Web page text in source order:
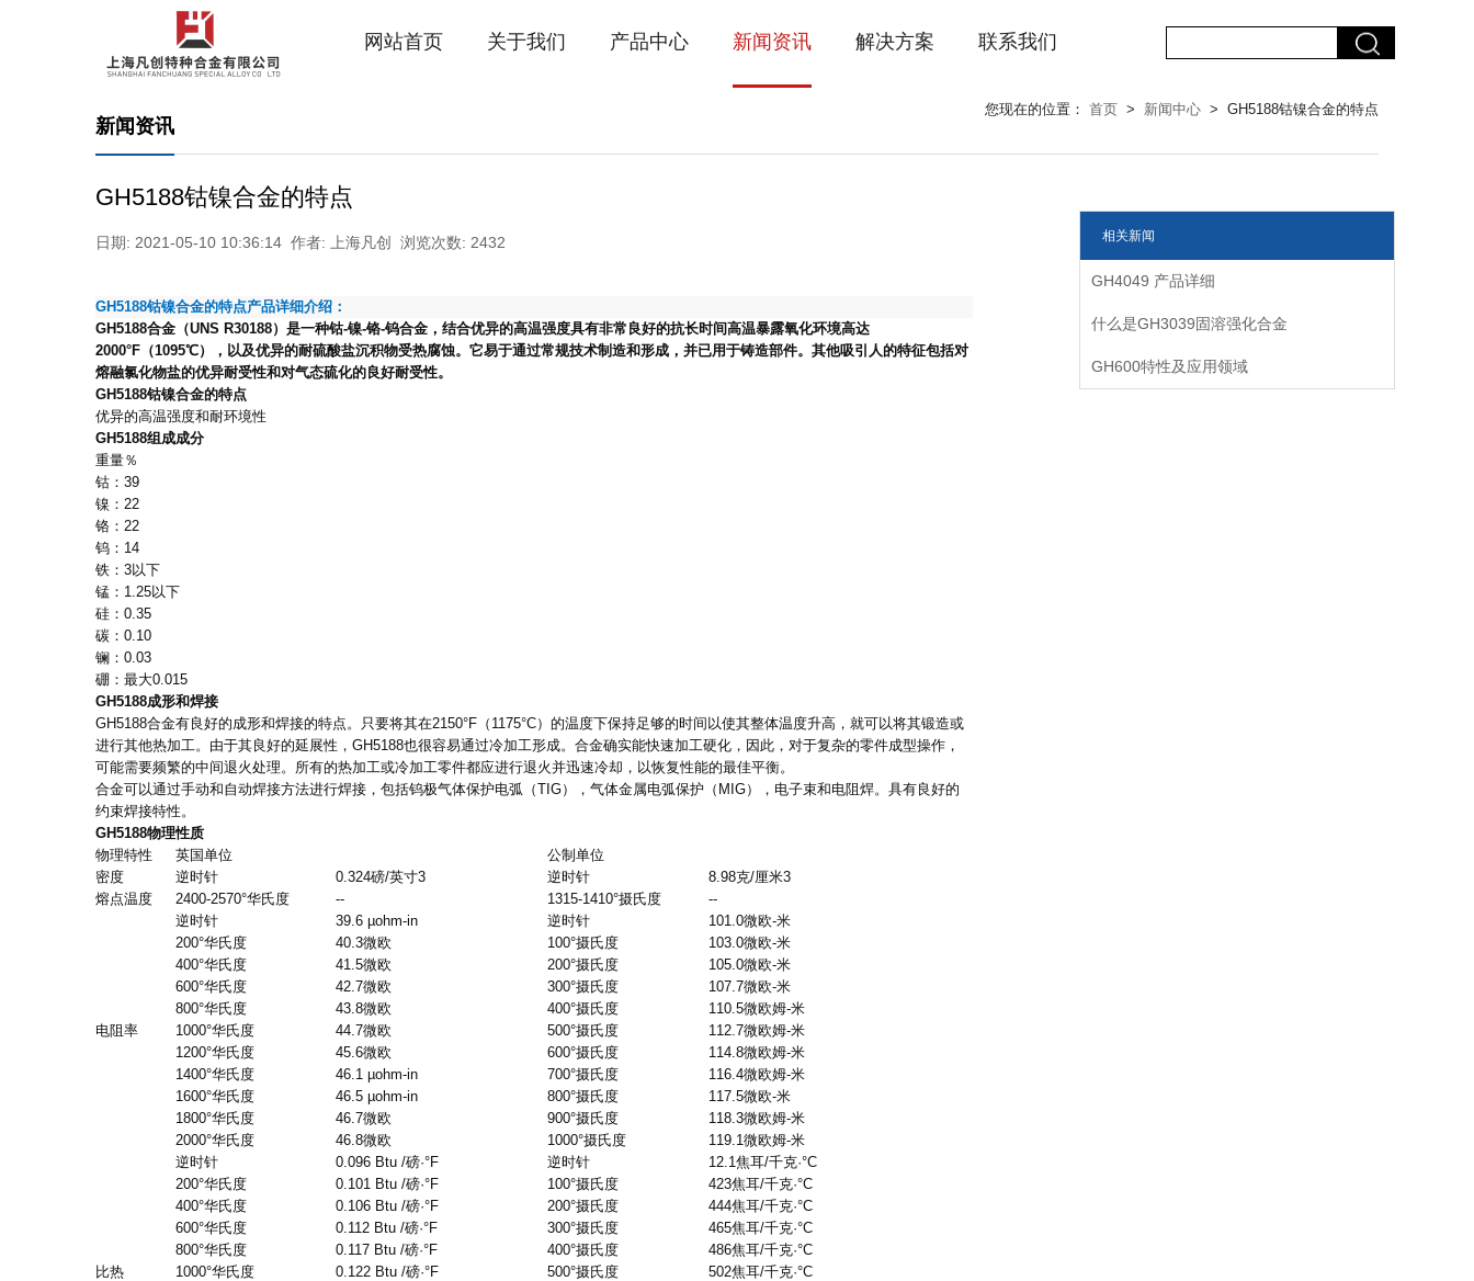
网站首页 关于我们 产品中心 新闻资讯 解决方案 联系我们
新闻资讯
您现在的位置： 首页 > 新闻中心 > GH5188钴镍合金的特点
GH5188钴镍合金的特点
日期: 2021-05-10 10:36:14 作者: 上海凡创 浏览次数: 2432
GH5188钴镍合金的特点产品详细介绍：
GH5188合金（UNS R30188）是一种钴-镍-铬-钨合金，结合优异的高温强度具有非常良好的抗长时间高温暴露氧化环境高达
2000°F （1095℃），以及优异的耐硫酸盐沉积物受热腐蚀。它易于通过常规技术制造和形成，并已用于铸造部件。其他吸引人的特征包括对
熔融氯化物盐的优异耐受性和对气态硫化的良好耐受性。
GH5188钴镍合金的特点
优异的高温强度和耐环境性
GH5188组成成分
重量％
钴： 39
镍： 22
铬： 22
钨： 14
铁： 3以下
锰： 1.25以下
硅： 0.35
碳： 0.10
镧： 0.03
硼： 最大0.015
GH5188成形和焊接
GH5188合金有良好的成形和焊接的特点。只要将其在2150°F （ 1175°C）的温度下保持足够的时间以使其整体温度升高，就可以将其锻造或
进行其他热加工。由于其良好的延展性， GH5188也很容易通过冷加工形成。合金确实能快速加工硬化，因此，对于复杂的零件成型操作，
可能需要频繁的中间退火处理。所有的热加工或冷加工零件都应进行退火并迅速冷却，以恢复性能的最佳平衡。
合金可以通过手动和自动焊接方法进行焊接，包括钨极气体保护电弧（TIG），气体金属电弧保护（ MIG），电子束和电阻焊。具有良好的
约束焊接特性。
GH5188物理性质
物理特性
英国单位
公制单位
密度
逆时针 0.324磅/英寸3 逆时针 8.98克/厘米3
熔点温度
2400-2570°华氏度 -- 1315-1410°摄氏度 --
电阻率
逆时针 39.6 µohm-in 逆时针 101.0微欧-米
200°华氏度 40.3微欧 100°摄氏度 103.0微欧-米
400°华氏度 41.5微欧 200°摄氏度 105.0微欧-米
600°华氏度 42.7微欧 300°摄氏度 107.7微欧-米
800°华氏度 43.8微欧 400°摄氏度 110.5微欧姆-米
1000°华氏度 44.7微欧 500°摄氏度 112.7微欧姆-米
1200°华氏度 45.6微欧 600°摄氏度 114.8微欧姆-米
1400°华氏度 46.1 µohm-in 700°摄氏度 116.4微欧姆-米
1600°华氏度 46.5 µohm-in 800°摄氏度 117.5微欧-米
1800°华氏度 46.7微欧 900°摄氏度 118.3微欧姆-米
2000°华氏度 46.8微欧 1000°摄氏度 119.1微欧姆-米
比热
逆时针 0.096 Btu /磅·°F 逆时针 12.1焦耳/千克·°C
200°华氏度 0.101 Btu /磅·°F 100°摄氏度 423焦耳/千克·°C
400°华氏度 0.106 Btu /磅·°F 200°摄氏度 444焦耳/千克·°C
600°华氏度 0.112 Btu /磅·°F 300°摄氏度 465焦耳/千克·°C
800°华氏度 0.117 Btu /磅·°F 400°摄氏度 486焦耳/千克·°C
1000°华氏度 0.122 Btu /磅·°F 500°摄氏度 502焦耳/千克·°C
相关新闻
GH4049 产品详细
什么是GH3039固溶强化合金
GH600特性及应用领域